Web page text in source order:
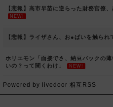
【悲報】高市早苗に逆らった財務官僚
NEW!
【悲報】ライザさん、お●ぱいを触られ
ホリエモン「面接でさ、納豆パックの
いの？って聞くわけ」
NEW!
Powered by livedoor 相互RSS